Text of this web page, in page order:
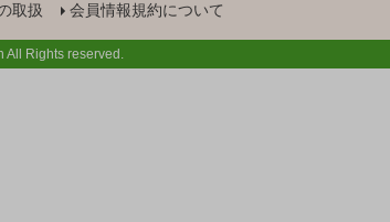
取扱 会員情報規約について
All Rights reserved.